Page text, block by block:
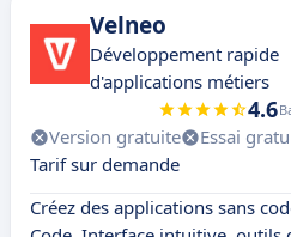
Velneo
Développement rapide
d'applications métiers
4.6
Version gratuite Essai
Tarif sur demande
Créez des applications sans